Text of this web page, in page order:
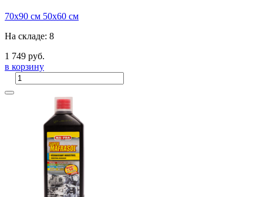
70х90 см 50х60 см
На складе: 8
1 749 руб.
в корзину